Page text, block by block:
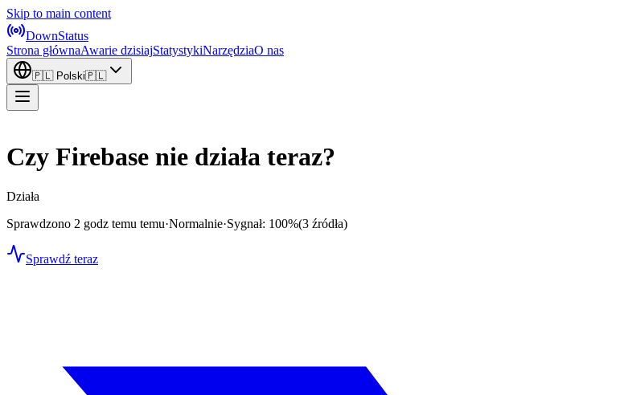
Skip to main content
DownStatus
Strona głównaAwarie dzisiajStatystykiNarzędziaO nas
🇵🇱 Polski🇵🇱
Czy Firebase nie działa teraz?
Działa
Sprawdzono 2 godz temu temu·Normalnie·Sygnał: 100%(3 źródła)
Sprawdź teraz